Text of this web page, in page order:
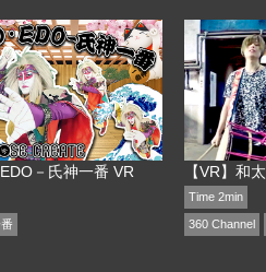
－氏神一番 VR 【VR】和
Time 2min
360 Channel